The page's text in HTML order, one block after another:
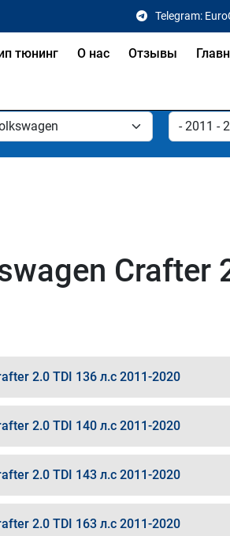
Telegram:
тюнинг О нас Отзывы
Crafter
2.0 TDI 136 л.с 2011-2020
2.0 TDI 140 л.с 2011-2020
2.0 TDI 143 л.с 2011-2020
2.0 TDI 163 л.с 2011-2020